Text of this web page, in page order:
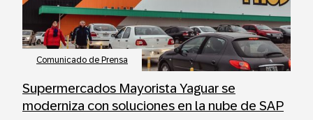
Comunicado de Prensa
Supermercados Mayorista Yaguar se
moderniza con soluciones en la nube de SAP